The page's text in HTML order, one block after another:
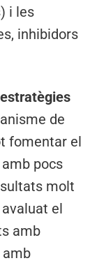
i les
inhibidors
de
fomentar el
pocs
molt
el
amb
amb